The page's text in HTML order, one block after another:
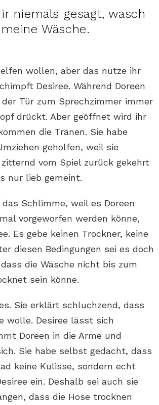
niemals gesagt, wasch
meine Wäsche.
wollen, aber das nutze ihr
Desiree. Während Doreen
Tür zum Sprechzimmer immer
drückt. Aber geöffnet wird ihr
die Tränen. Sie habe
geholfen, weil sie
vom Spiel zurück gekehrt
nur lieb gemeint.
Schlimme, weil es Doreen
vorgeworfen werden könne,
Es gebe keinen Trockner, keine
diesen Bedingungen sei es doch
die Wäsche nicht bis zum
sein könne.
Sie erklärt schluchzend, dass
wolle. Desiree lässt sich
Doreen in die Arme und
Sie habe selbst gedacht, dass
keine Kulisse, sondern echt
ein. Deshalb sei auch sie
dass die Hose trocknen